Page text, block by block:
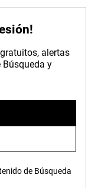
alertas
y
de Búsqueda